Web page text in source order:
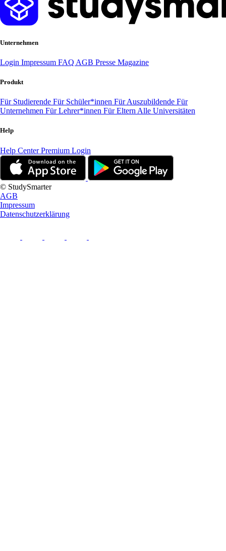
Unternehmen
Login Impressum FAQ AGB Presse Magazine
Produkt
Für Studierende Für Schüler*innen Für Auszubildende Für
Unternehmen Für Lehrer*innen Für Eltern Alle Universitäten
Help
Help CenterPremium Login
© StudySmarter
AGB
Impressum
Datenschutzerklärung